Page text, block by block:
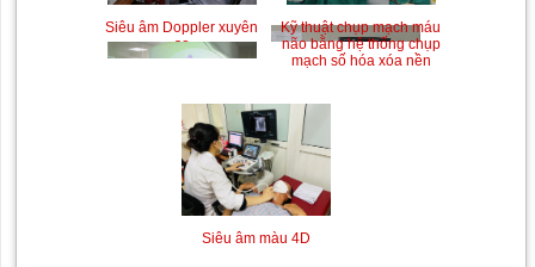
Siêu âm Doppler xuyên
sọ
Kỹ thuật chụp mạch máu
não bằng hệ thống chụp
mạch số hóa xóa nền
Siêu âm màu 4D